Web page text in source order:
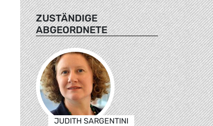
ZUSTÄNDIGE
ABGEORDNETE
JUDITH SARGENTINI